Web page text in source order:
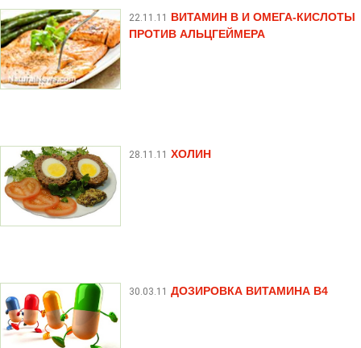
22.11.11 ВИТАМИН В И ОМЕГА-КИСЛОТЫ
ПРОТИВ АЛЬЦГЕЙМЕРА
28.11.11 ХОЛИН
30.03.11 ДОЗИРОВКА ВИТАМИНА В4